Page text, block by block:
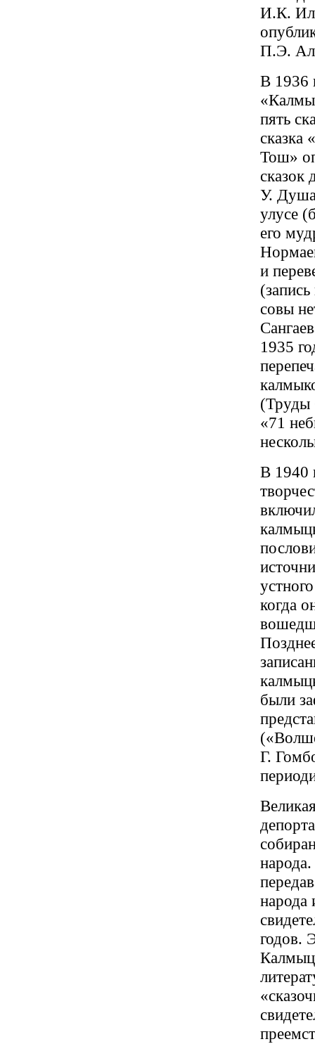
И.К.
П.Э.
В 1936
пять
сказка
Тош»
сказок
У.
улусе
его
и
совы
1935
(Труды
«71
В 1940
когда
были
Г.
народа
годов.